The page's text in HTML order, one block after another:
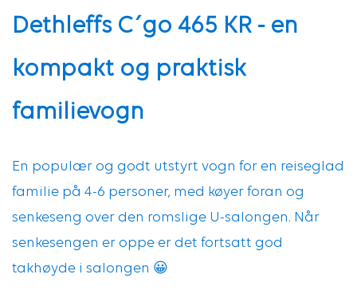
Dethleffs C´go 465 KR - en
kompakt og praktisk
familievogn
En populær og godt utstyrt vogn for en reiseglad
familie på 4-6 personer, med køyer foran og
senkeseng over den romslige U-salongen. Når
senkesengen er oppe er det fortsatt god
takhøyde i salongen 😀